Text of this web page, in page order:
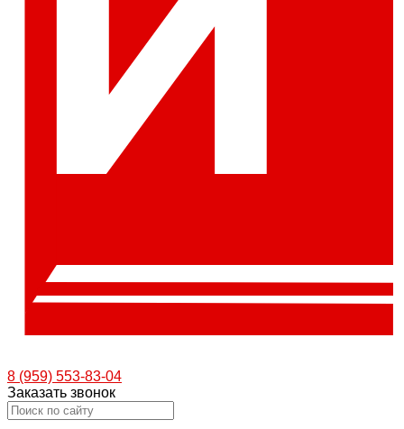
8 (959) 553-83-04
Заказать звонок